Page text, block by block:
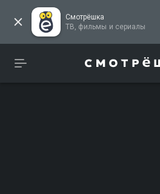
Смотрёшка
ТВ, фильмы и сериалы